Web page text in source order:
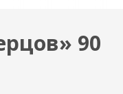
90